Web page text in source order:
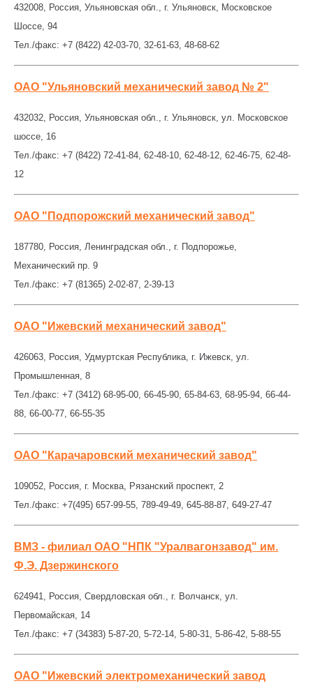
432008, Россия, Ульяновская обл., г. Ульяновск, Московское
Шоссе, 94
Тел./факс: +7 (8422) 42-03-70, 32-61-63, 48-68-62
ОАО "Ульяновский механический завод № 2"
432032, Россия, Ульяновская обл., г. Ульяновск, ул. Московское
шоссе, 16
Тел./факс: +7 (8422) 72-41-84, 62-48-10, 62-48-12, 62-46-75, 62-48-
12
ОАО "Подпорожский механический завод"
187780, Россия, Ленинградская обл., г. Подпорожье,
Механический пр. 9
Тел./факс: +7 (81365) 2-02-87, 2-39-13
ОАО "Ижевский механический завод"
426063, Россия, Удмуртская Республика, г. Ижевск, ул.
Промышленная, 8
Тел./факс: +7 (3412) 68-95-00, 66-45-90, 65-84-63, 68-95-94, 66-44-
88, 66-00-77, 66-55-35
ОАО "Карачаровский механический завод"
109052, Россия, г. Москва, Рязанский проспект, 2
Тел./факс: +7(495) 657-99-55, 789-49-49, 645-88-87, 649-27-47
ВМЗ - филиал ОАО "НПК "Уралвагонзавод" им.
Ф.Э. Дзержинского
624941, Россия, Свердловская обл., г. Волчанск, ул.
Первомайская, 14
Тел./факс: +7 (34383) 5-87-20, 5-72-14, 5-80-31, 5-86-42, 5-88-55
ОАО "Ижевский электромеханический завод